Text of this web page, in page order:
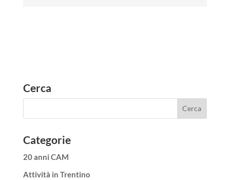
Cerca
Categorie
20 anni CAM
Attività in Trentino